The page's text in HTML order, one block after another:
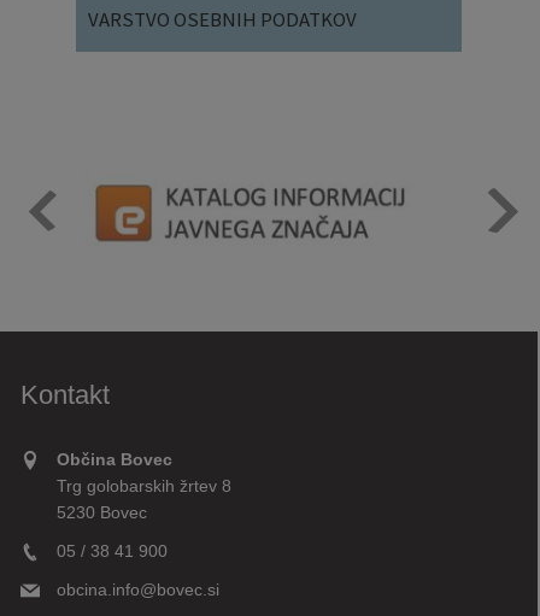
VARSTVO OSEBNIH PODATKOV
Kontakt
Občina Bovec
Trg golobarskih žrtev 8
5230 Bovec
05 / 38 41 900
obcina.info@bovec.si